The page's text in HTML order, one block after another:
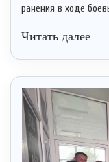
ранения в ходе
Читать далее